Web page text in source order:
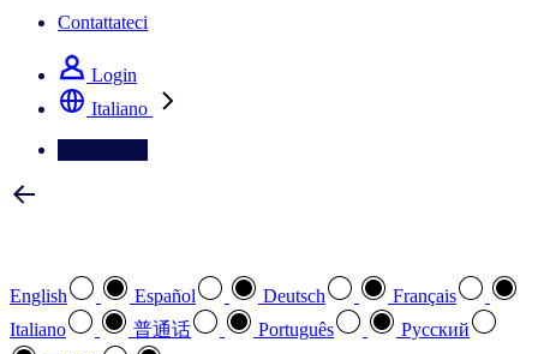
Contattateci
Login
Italiano
English Español Deutsch
Français
Italiano
普通话 Português
Pусский